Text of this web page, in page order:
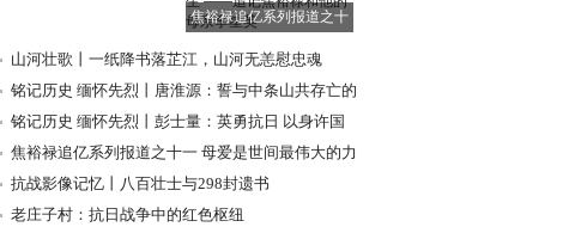
焦裕禄追亿系列报道之十
山河壮歌丨一纸降书落芷江，山河无恙慰忠魂
铭记历史 缅怀先烈丨唐淮源：誓与中条山共存亡的
抗日英烈
铭记历史 缅怀先烈丨彭士量：英勇抗日 以身许国
焦裕禄追亿系列报道之十一 母爱是世间最伟大的力
量 言传身教
抗战影像记忆丨八百壮士与298封遗书
老庄子村：抗日战争中的红色枢纽